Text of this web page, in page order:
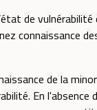
de
connaissance
de la
En l'absence